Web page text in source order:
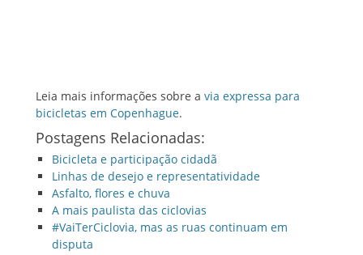
Leia mais informações sobre a via expressa para
bicicletas em Copenhague.
Postagens Relacionadas:
Bicicleta e participação cidadã
Linhas de desejo e representatividade
Asfalto, flores e chuva
A mais paulista das ciclovias
#VaiTerCiclovia, mas as ruas continuam em
disputa